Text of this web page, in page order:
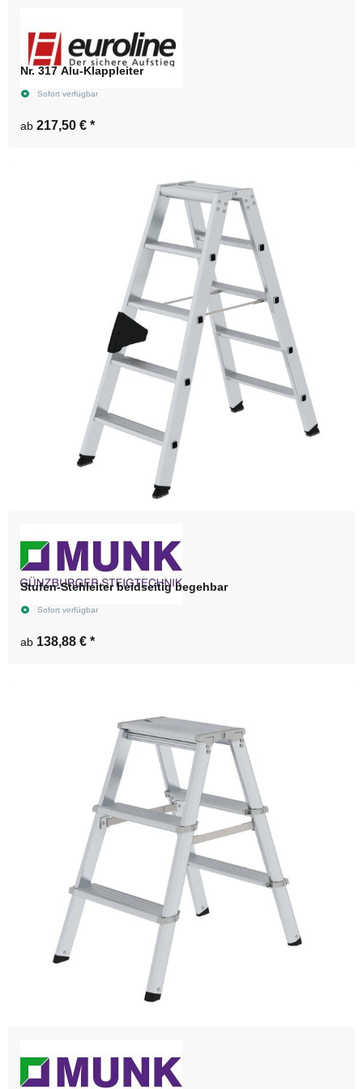
Nr. 317 Alu-Klappleiter
Sofort verfügbar
ab 217,50 € *
Stufen-Stehleiter beidseitig begehbar
Sofort verfügbar
ab 138,88 € *